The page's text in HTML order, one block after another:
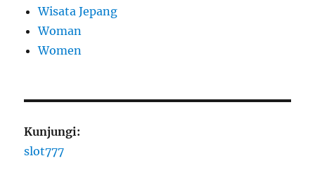
Wisata Jepang
Woman
Women
Kunjungi:
slot777